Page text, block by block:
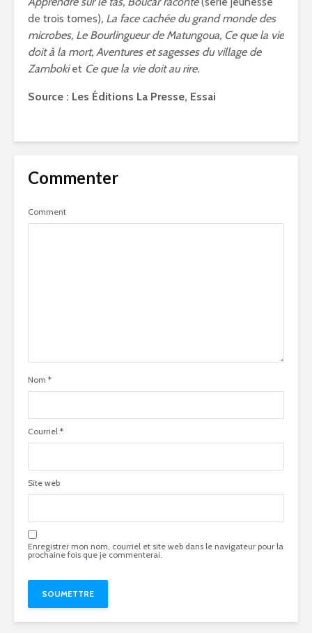
de trois tomes), La face cachée du grand monde des
microbes, Le Bourlingueur de Matungoua, Ce que la vie
doit à la mort, Aventures et sagesses du village de
Zambokiet Ce que la vie doit au rire.
Source : Les Éditions La Presse, Essai
Commenter
Comment
Nom *
Courriel *
Site web
Enregistrer mon nom, courriel et site web dans le navigateur pour la
prochaine fois que je commenterai.